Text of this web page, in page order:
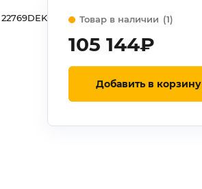
22769DEK Товар в наличии (1)
105 144₽
Добавить в корзину